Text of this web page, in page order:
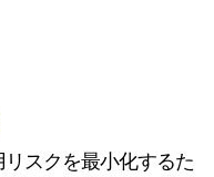
スクを最小化するた